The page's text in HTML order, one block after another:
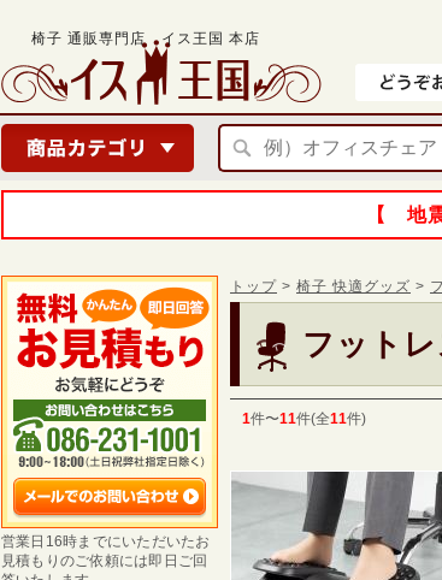
椅子 通販専門店 イス王国 本店
【 地
営業日16時までにいただいたお
見積もりのご依頼には即日ご回
トップ > 椅子 快適グッズ >
フット
1件〜11件(全11件)